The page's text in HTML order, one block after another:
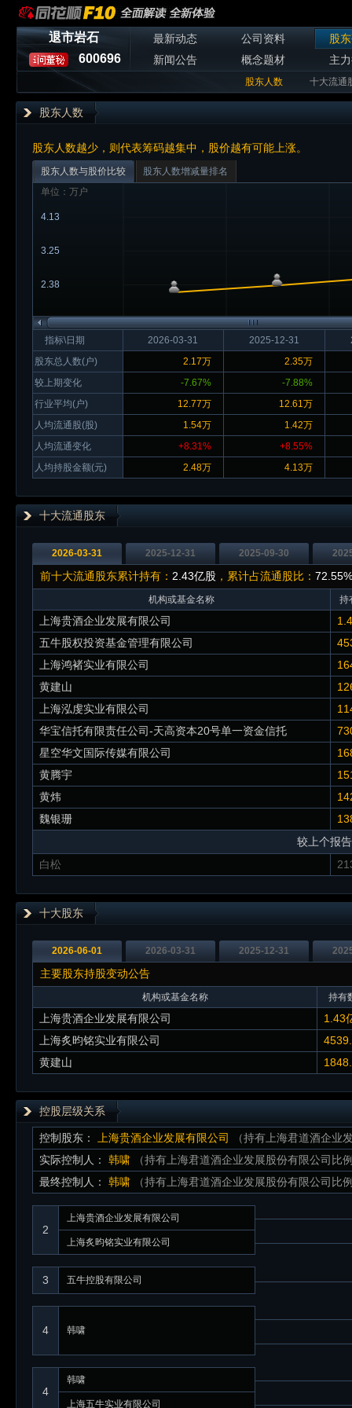
退市岩石
600696
最新动态 公司资料
股
新闻公告
概念题材 主
股东人数 十大流通
股东人数
股东人数越少，则代表筹码越集中，股价越有可能上涨。
股东人数与股价比较
股东人数增减量排名
单位：万户
2.38
3.25
4.13
指标\日期
股东总人数(户)
较上期变化
行业平均(户)
人均流通股(股)
人均流通变化
人均持股金额(元)
2026-03-31 2025-12-31
2.17万
2.35万
-7.67%
-7.88%
12.77万
12.61万
1.54万
1.42万
+8.31%
+8.55%
2.48万
4.13万
十大流通股东
2026-03-31 2025-12-31 2025-09-30
前十大流通股东累计持有： 2.43亿股 ，累计占流通股比： 72.55%
机构或基金名称 持
上海贵酒企业发展有限公司
五牛股权投资基金管理有限公司
上海鸿褚实业有限公司
黄建山
上海泓虔实业有限公司
华宝信托有限责任公司-天高资本20号单一资金信托
星空华文国际传媒有限公司
黄腾宇
黄炜
魏银珊
较上个报
白松
十大股东
2026-06-01 2026-03-31 2025-12-31
主要股东持股变动公告
机构或基金名称 持有
上海贵酒企业发展有限公司
1.43
上海炙昀铭实业有限公司
黄建山
控股层级关系
控制股东： 上海贵酒企业发展有限公司
（持有上海君道酒企业
实际控制人：
韩啸
（持有上海君道酒企业发展股份有限公司比
最终控制人：
韩啸 （持有上海君道酒企业发展股份有限公司比
2
上海贵酒企业发展有限公司
上海炙昀铭实业有限公司
3 五牛控股有限公司
4 韩啸
4
韩啸
上海五牛实业有限公司